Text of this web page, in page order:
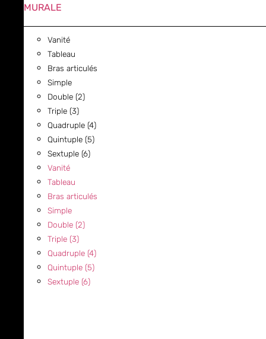
MURALE
Vanité
Tableau
Bras articulés
Simple
Double (2)
Triple (3)
Quadruple (4)
Quintuple (5)
Sextuple (6)
Vanité
Tableau
Bras articulés
Simple
Double (2)
Triple (3)
Quadruple (4)
Quintuple (5)
Sextuple (6)